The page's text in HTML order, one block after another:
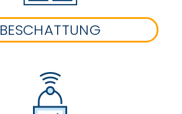
BESCHATTUNG